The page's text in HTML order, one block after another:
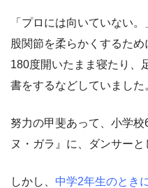
「プロには向いていない
股関節を柔らかくするため
180度開いたまま寝たり、
書をするなどしていました
努力の甲斐あって、小学
ヌ・ガラ』に、ダンサーと
しかし、 中学2年生のとき